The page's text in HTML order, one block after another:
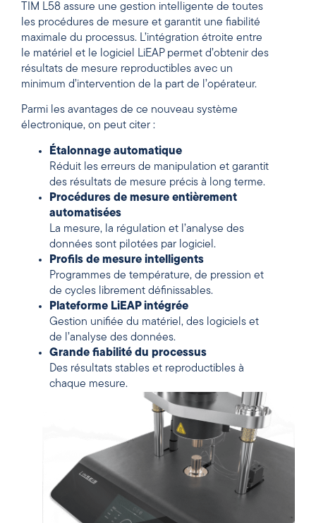
TIM L58 assure une gestion intelligente de toutes
les procédures de mesure et garantit une fiabilité
maximale du processus. L’intégration étroite entre
le matériel et le logiciel LiEAP permet d’obtenir des
résultats de mesure reproductibles avec un
minimum d’intervention de la part de l’opérateur.
Parmi les avantages de ce nouveau système
électronique, on peut citer :
Étalonnage automatique
Réduit les erreurs de manipulation et garantit
des résultats de mesure précis à long terme.
Procédures de mesure entièrement
automatisées
La mesure, la régulation et l’analyse des
données sont pilotées par logiciel.
Profils de mesure intelligents
Programmes de température, de pression et
de cycles librement définissables.
Plateforme LiEAP intégrée
Gestion unifiée du matériel, des logiciels et
de l’analyse des données.
Grande fiabilité du processus
Des résultats stables et reproductibles à
chaque mesure.